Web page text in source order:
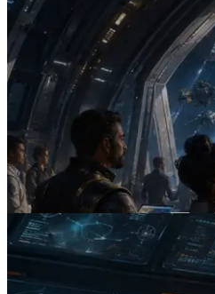
2026.07.04
ERPC startet x402-
Der Beginn einer
APIs bei Bedarf
Artikel lesen